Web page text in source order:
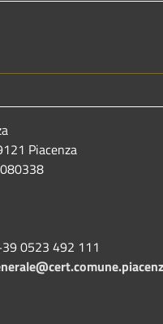
Piacenza
0523 492 111